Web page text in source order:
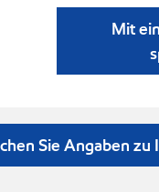
Mit
Sie Angaben zu